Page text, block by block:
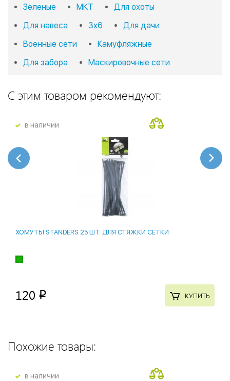
Зеленые МКТ
Для охоты
Для навеса
3х6
Для дачи
Военные сети
Камуфляжные
Для забора
Маскировочные сети
С этим товаром рекомендуют:
в наличии
ХОМУТЫ STANDERS 25 ШТ. ДЛЯ СТЯЖКИ СЕТКИ
120 p КУПИТЬ
Похожие товары:
в наличии